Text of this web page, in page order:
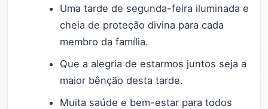
Uma tarde de segunda-feira iluminada e
cheia de proteção divina para cada
membro da família.
Que a alegria de estarmos juntos seja a
maior bênção desta tarde.
Muita saúde e bem-estar para todos